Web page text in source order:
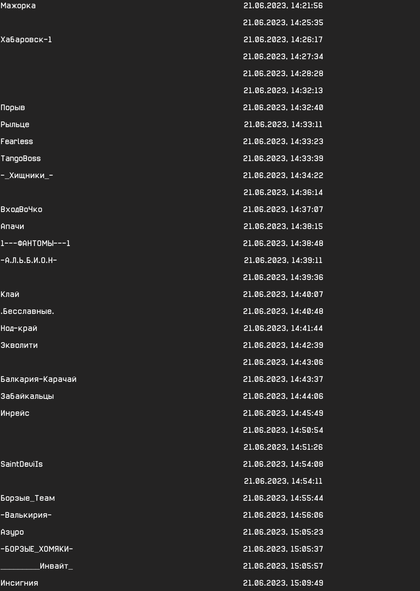
Мажорка
21.06.2023, 14:21:56
21.06.2023, 14:25:35
Хабаровск-1
21.06.2023, 14:26:17
21.06.2023, 14:27:34
21.06.2023, 14:28:28
21.06.2023, 14:32:13
Порыв
21.06.2023, 14:32:40
Рыльце
21.06.2023, 14:33:11
Fearless
21.06.2023, 14:33:23
TangoBoss
21.06.2023, 14:33:39
-_Хищники_-
21.06.2023, 14:34:22
21.06.2023, 14:36:14
ВходВоЧко
21.06.2023, 14:37:07
Апачи
21.06.2023, 14:38:15
1---ФАНТОМЫ---1
21.06.2023, 14:38:48
-А.Л.Ь.Б.И.О.Н-
21.06.2023, 14:39:11
21.06.2023, 14:39:36
Клай
21.06.2023, 14:40:07
.Бесславные.
21.06.2023, 14:40:48
Нод-край
21.06.2023, 14:41:44
Экволити
21.06.2023, 14:42:39
21.06.2023, 14:43:06
Балкария-Карачай
21.06.2023, 14:43:37
Забайкальцы
21.06.2023, 14:44:06
Инрейс
21.06.2023, 14:45:49
21.06.2023, 14:50:54
21.06.2023, 14:51:26
SaintDeviIs
21.06.2023, 14:54:08
21.06.2023, 14:54:11
Борзые_Теам
21.06.2023, 14:55:44
-Валькирия-
21.06.2023, 14:56:06
Азуро
21.06.2023, 15:05:23
-БОРЗЫЕ_ХОМЯКИ-
21.06.2023, 15:05:37
_________Инвайт_
21.06.2023, 15:05:57
Инсигния 21.06.2023, 15:09:49